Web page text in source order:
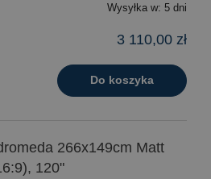
Wysyłka w: 5 dni
3 110,00 zł
Do koszyka
266x149cm Matt
120"